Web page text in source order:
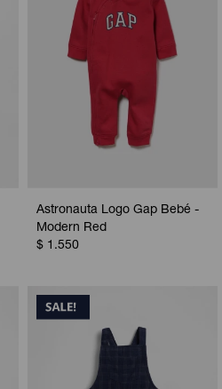
Astronauta Logo Gap Bebé -
Modern Red
$ 1.550